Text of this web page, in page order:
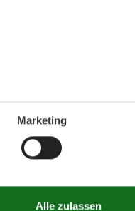
Marketing